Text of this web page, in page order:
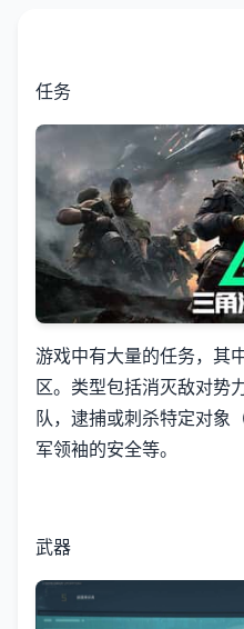
任务
游戏中有大量的任务，其
区。类型包括消灭敌对势
队，逮捕或刺杀特定对象
军领袖的安全等。
武器